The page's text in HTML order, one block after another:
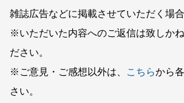
雑誌広告などに掲載させていただく場
※いただいた内容へのご返信は致しか
ださい。
※ご意見・ご感想以外は、
こちらから
さい。